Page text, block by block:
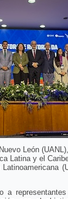
León
Latina y el